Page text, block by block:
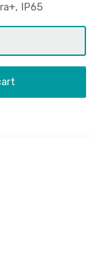
IP65